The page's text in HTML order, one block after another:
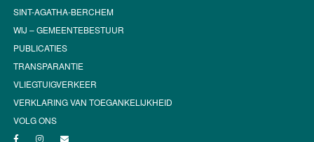
SINT-AGATHA-BERCHEM
WIJ – GEMEENTEBESTUUR
PUBLICATIES
TRANSPARANTIE
VLIEGTUIGVERKEER
VERKLARING VAN TOEGANKELIJKHEID
VOLG ONS